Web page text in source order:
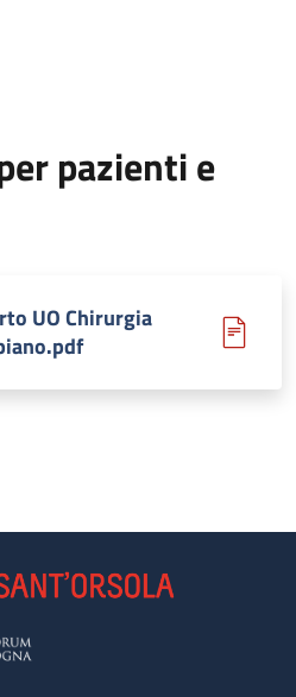
pazienti e
UO Chirurgia